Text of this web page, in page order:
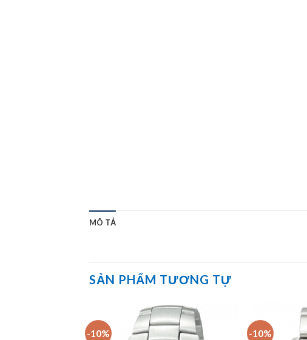
MÔ TẢ
SẢN PHẨM TƯƠNG TỰ
-10% -10%